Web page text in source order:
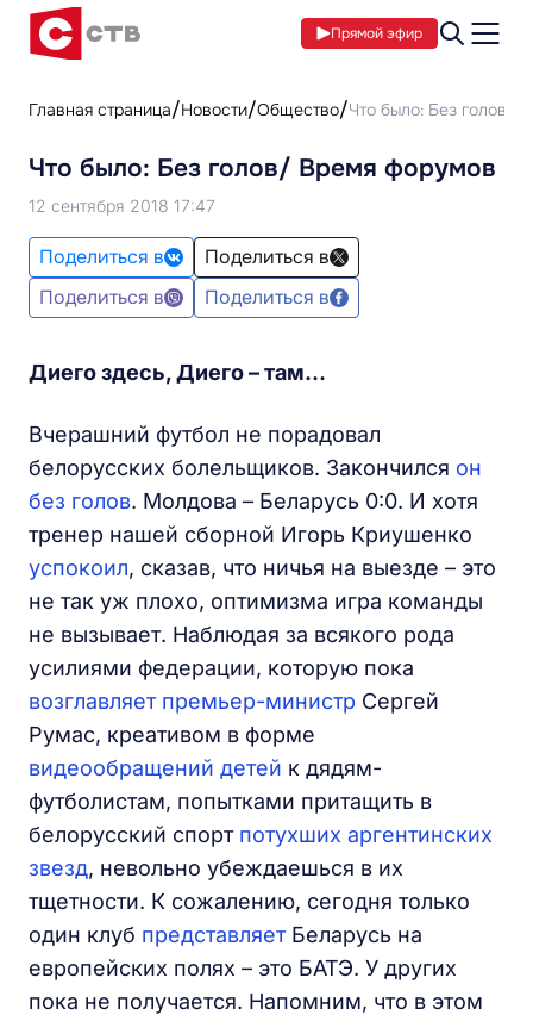
Прямой эфир
Главная страница Новости Общество Что было: Без голов/
Что было: Без голов/ Время форумов
12 сентября 2018 17:47
Поделиться в
Поделиться в
Поделиться в
Поделиться в
Диего здесь, Диего – там…
Вчерашний футбол не порадовал
белорусских болельщиков. Закончился он
без голов. Молдова – Беларусь 0:0. И хотя
тренер нашей сборной Игорь Криушенко
успокоил, сказав, что ничья на выезде – это
не так уж плохо, оптимизма игра команды
не вызывает. Наблюдая за всякого рода
усилиями федерации, которую пока
возглавляет премьер-министр Сергей
Румас, креативом в форме
видеообращений детей к дядям-
футболистам, попытками притащить в
белорусский спорт потухших аргентинских
звезд, невольно убеждаешься в их
тщетности. К сожалению, сегодня только
один клуб представляетБеларусь на
европейских полях – это БАТЭ. У других
пока не получается. Напомним, что в этом